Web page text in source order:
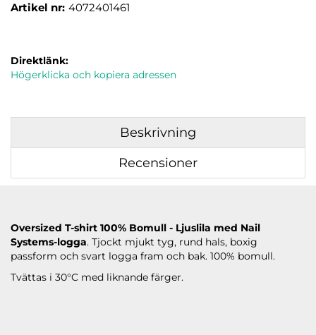
Artikel nr: 4072401461
Direktlänk:
Högerklicka och kopiera adressen
Beskrivning
Recensioner
Oversized T-shirt 100% Bomull - Ljuslila med Nail
Systems-logga. Tjockt mjukt tyg, rund hals, boxig
passform och svart logga fram och bak. 100% bomull.
Tvättas i 30°C med liknande färger.